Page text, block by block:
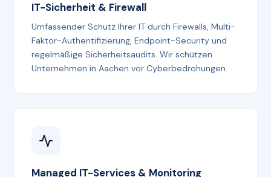
IT-Sicherheit & Firewall
Umfassender Schutz Ihrer IT durch Firewalls, Multi-
Faktor-Authentifizierung, Endpoint-Security und
regelmäßige Sicherheitsaudits. Wir schützen
Unternehmen in Aachen vor Cyberbedrohungen.
Managed IT-Services & Monitoring